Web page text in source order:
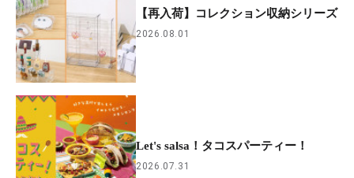
【再入荷】コレクション収納シリーズ
2026.08.01
Let's salsa！タコスパーティー！
2026.07.31